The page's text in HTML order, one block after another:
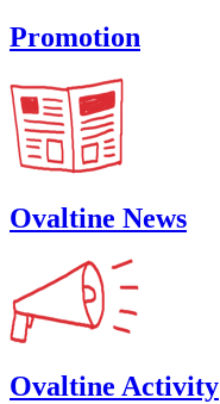
Promotion
Ovaltine News
Ovaltine Activity